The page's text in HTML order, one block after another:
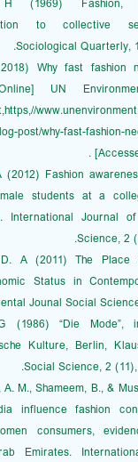
H (1969) Fashion,
to collective
Sociological Quarterly,
Why fast fashion
UN
post/why-fast-fashion-
(2012) Fashion
students at a
International Journal
Science, 2
D. A (2011) The
Status in
Jounal Social
(1986) “Die Mode”,
Kulture, Berlin,
Social Science, 2
A. M., Shameem, B., &
influence fashion
consumers,
Emirates.